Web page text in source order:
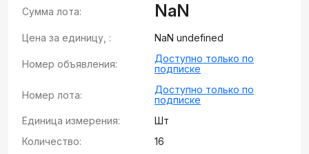
Сумма лота: NaN
Цена за единицу, : NaN undefined
Номер объявления:
Доступно только по
подписке
Номер лота:
Доступно только по
подписке
Единица измерения:
Шт
Количество:
16